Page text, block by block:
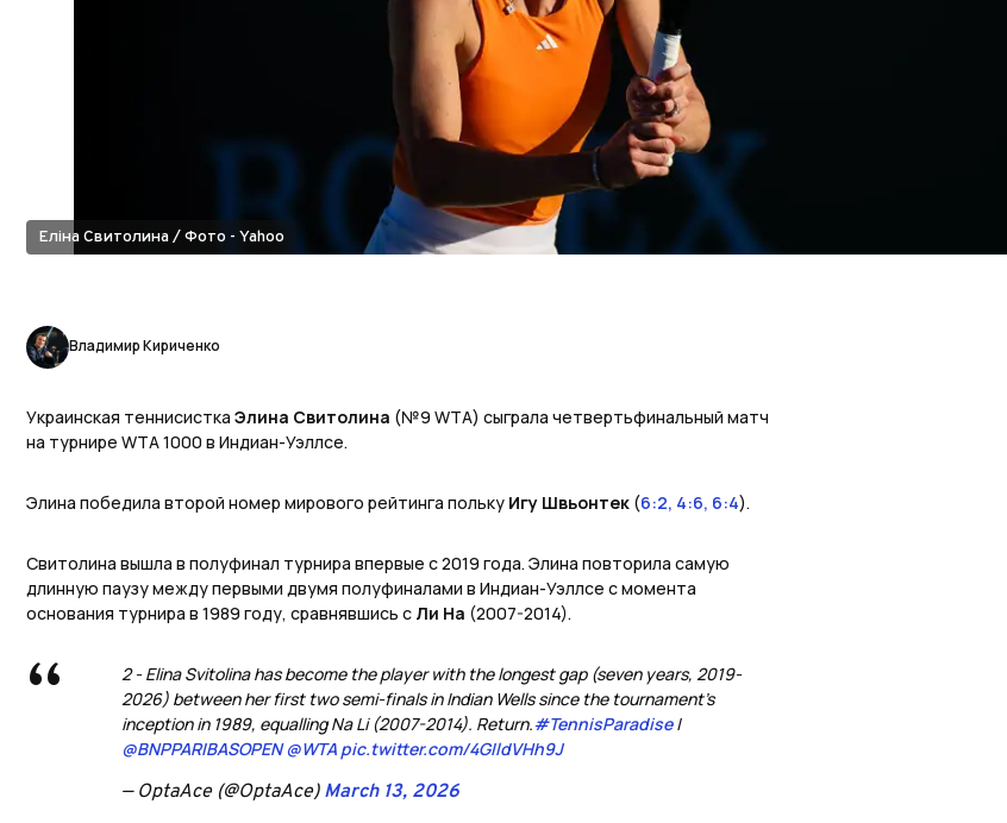
Еліна Свитолина / Фото - Yahoo
Владимир Кириченко
Украинская теннисистка Элина Свитолина (№9 WTA) сыграла четвертьфинальный матч
на турнире WTA 1000 в Индиан-Уэллсе.
Элина победила второй номер мирового рейтинга польку Игу Швьонтек (6:2, 4:6, 6:4).
Свитолина вышла в полуфинал турнира впервые с 2019 года. Элина повторила самую
длинную паузу между первыми двумя полуфиналами в Индиан-Уэллсе с момента
основания турнира в 1989 году, сравнявшись с Ли На (2007-2014).
2 - Elina Svitolina has become the player with the longest gap (seven years, 2019-
2026) between her first two semi-finals in Indian Wells since the tournament’s
inception in 1989, equalling Na Li (2007-2014). Return.#TennisParadise|
@BNPPARIBASOPEN @WTA pic.twitter.com/4GIldVHh9J
— OptaAce (@OptaAce) March 13, 2026